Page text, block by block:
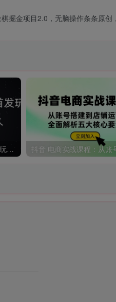
棋掘金项目2.0，无脑操作条条原创
单平台无限截流创业粉首发玩法，精准曝光，长尾持久，日引流100+【揭秘】